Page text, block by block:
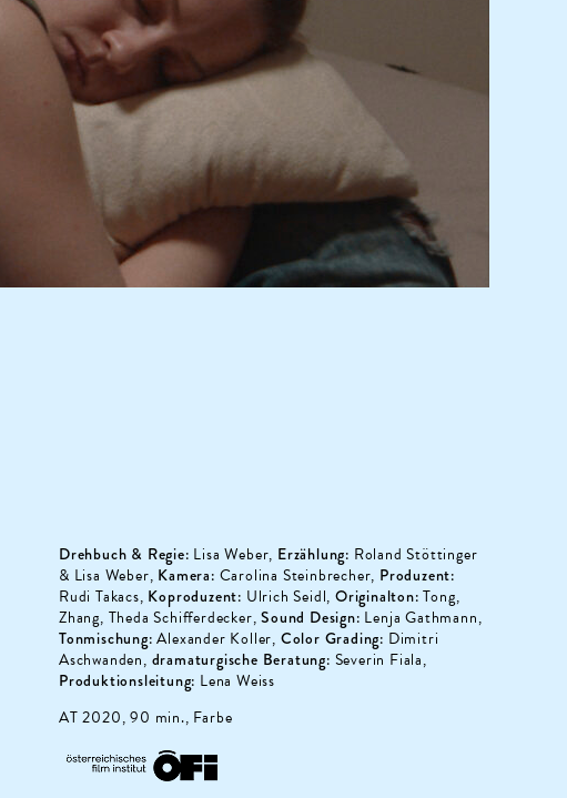
Drehbuch & Regie: Lisa Weber, Erzählung: Roland Stöttinger
& Lisa Weber, Kamera: Carolina Steinbrecher, Produzent:
Rudi Takacs, Koproduzent: Ulrich Seidl,Originalton: Tong,
Zhang, Theda Schifferdecker,Sound Design: Lenja Gathmann,
Tonmischung: Alexander Koller, Color Grading: Dimitri
Aschwanden, dramaturgische Beratung: Severin Fiala,
Produktionsleitung: Lena Weiss
AT 2020, 90 min., Farbe